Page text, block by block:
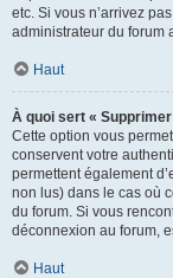
etc. Si vous n’arrivez
administrateur du forum
Haut
À quoi sert «
Cette option vous
conservent votre
permettent également
non lus) dans le cas où
du forum. Si vous
déconnexion au forum,
Haut